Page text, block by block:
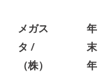
メガス
タ /
（株）
年
末
年